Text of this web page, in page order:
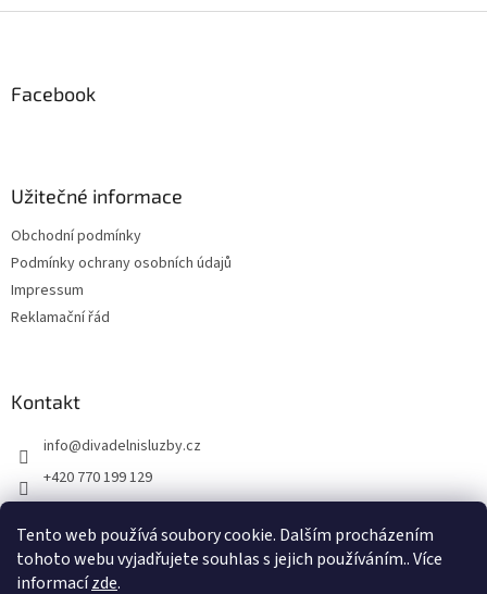
Tento web používá soubory cookie. Dalším procházením
tohoto webu vyjadřujete souhlas s jejich používáním.. Více
informacízde.
Facebook
Užitečné informace
Obchodní podmínky
Podmínky ochrany osobních údajů
Impressum
Reklamační řád
Kontakt
info@divadelnisluzby.cz
+420 770 199 129
Divadelní služby Plzeň
divadelni_sluzby_plzen